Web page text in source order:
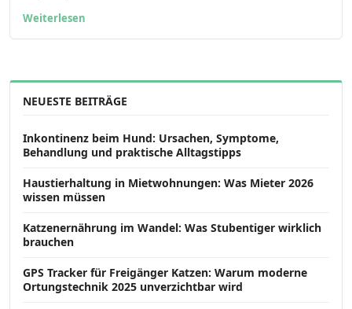
Weiterlesen
NEUESTE BEITRÄGE
Inkontinenz beim Hund: Ursachen, Symptome,
Behandlung und praktische Alltagstipps
Haustierhaltung in Mietwohnungen: Was Mieter 2026
wissen müssen
Katzenernährung im Wandel: Was Stubentiger wirklich
brauchen
GPS Tracker für Freigänger Katzen: Warum moderne
Ortungstechnik 2025 unverzichtbar wird